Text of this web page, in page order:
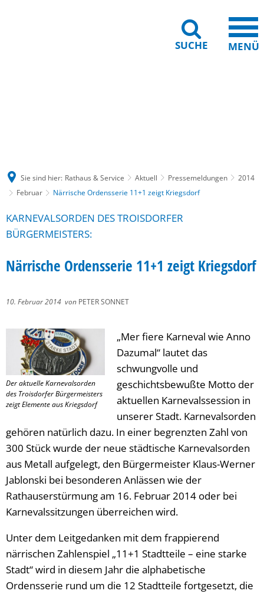
SUCHE MENÜ
Sie sind hier: Rathaus & Service Aktuell Pressemeldungen
2014
Februar
Närrische Ordensserie 11+1 zeigt Kriegsdorf
KARNEVALSORDEN DES TROISDORFER
BÜRGERMEISTERS:
Närrische Ordensserie 11+1 zeigt Kriegsdorf
10. Februar 2014 von PETER SONNET
Der aktuelle Karnevalsorden
des Troisdorfer Bürgermeisters
zeigt Elemente aus Kriegsdorf
„Mer fiere Karneval wie Anno
Dazumal“ lautet das
schwungvolle und
geschichtsbewußte Motto der
aktuellen Karnevalssession in
unserer Stadt. Karnevalsorden
gehören natürlich dazu. In einer begrenzten Zahl von
300 Stück wurde der neue städtische Karnevalsorden
aus Metall aufgelegt, den Bürgermeister Klaus-Werner
Jablonski bei besonderen Anlässen wie der
Rathauserstürmung am 16. Februar 2014 oder bei
Karnevalssitzungen überreichen wird.
Unter dem Leitgedanken mit dem frappierend
närrischen Zahlenspiel „11+1 Stadtteile – eine starke
Stadt“ wird in diesem Jahr die alphabetische
Ordensserie rund um die 12 Stadtteile fortgesetzt, die